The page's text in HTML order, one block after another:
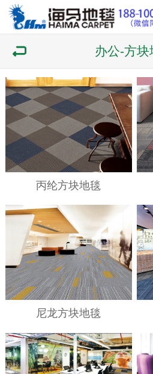
办公-方块
丙纶方块地毯
尼龙方块地毯